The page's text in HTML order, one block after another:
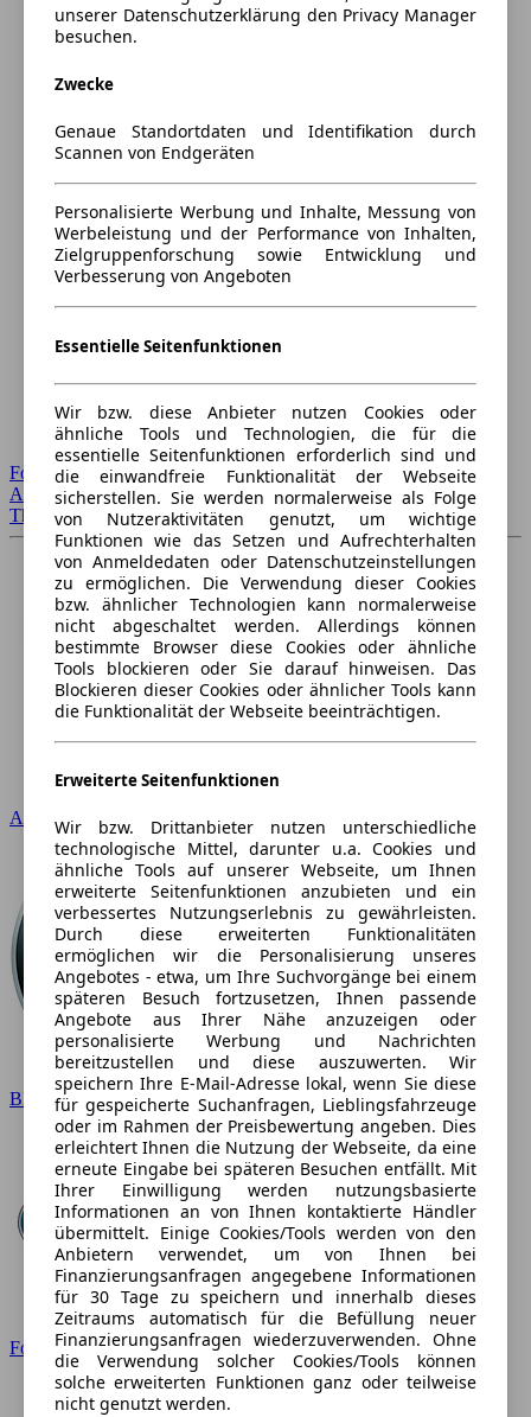
Forum Startseite
Alle Auto-Foren
Themen-Forum
Audi
BMW
Ford
unserer Datenschutzerklärung den Privacy Manager
besuchen.
Zwecke
Genaue Standortdaten und Identifikation durch
Scannen von Endgeräten
Personalisierte Werbung und Inhalte, Messung von
Werbeleistung und der Performance von Inhalten,
Zielgruppenforschung sowie Entwicklung und
Verbesserung von Angeboten
Essentielle Seitenfunktionen
Wir bzw. diese Anbieter nutzen Cookies oder
ähnliche Tools und Technologien, die für die
essentielle Seitenfunktionen erforderlich sind und
die einwandfreie Funktionalität der Webseite
sicherstellen. Sie werden normalerweise als Folge
von Nutzeraktivitäten genutzt, um wichtige
Funktionen wie das Setzen und Aufrechterhalten
von Anmeldedaten oder Datenschutzeinstellungen
zu ermöglichen. Die Verwendung dieser Cookies
bzw. ähnlicher Technologien kann normalerweise
nicht abgeschaltet werden. Allerdings können
bestimmte Browser diese Cookies oder ähnliche
Tools blockieren oder Sie darauf hinweisen. Das
Blockieren dieser Cookies oder ähnlicher Tools kann
die Funktionalität der Webseite beeinträchtigen.
Erweiterte Seitenfunktionen
Wir bzw. Drittanbieter nutzen unterschiedliche
technologische Mittel, darunter u.a. Cookies und
ähnliche Tools auf unserer Webseite, um Ihnen
erweiterte Seitenfunktionen anzubieten und ein
verbessertes Nutzungserlebnis zu gewährleisten.
Durch diese erweiterten Funktionalitäten
ermöglichen wir die Personalisierung unseres
Angebotes - etwa, um Ihre Suchvorgänge bei einem
späteren Besuch fortzusetzen, Ihnen passende
Angebote aus Ihrer Nähe anzuzeigen oder
personalisierte Werbung und Nachrichten
bereitzustellen und diese auszuwerten. Wir
speichern Ihre E-Mail-Adresse lokal, wenn Sie diese
für gespeicherte Suchanfragen, Lieblingsfahrzeuge
oder im Rahmen der Preisbewertung angeben. Dies
erleichtert Ihnen die Nutzung der Webseite, da eine
erneute Eingabe bei späteren Besuchen entfällt. Mit
Ihrer Einwilligung werden nutzungsbasierte
Informationen an von Ihnen kontaktierte Händler
übermittelt. Einige Cookies/Tools werden von den
Anbietern verwendet, um von Ihnen bei
Finanzierungsanfragen angegebene Informationen
für 30 Tage zu speichern und innerhalb dieses
Zeitraums automatisch für die Befüllung neuer
Finanzierungsanfragen wiederzuverwenden. Ohne
die Verwendung solcher Cookies/Tools können
solche erweiterten Funktionen ganz oder teilweise
nicht genutzt werden.